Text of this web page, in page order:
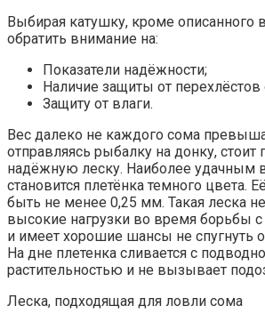
Выбирая катушку, кроме описанного
обратить внимание на:
Показатели надёжности;
Наличие защиты от
Защиту от влаги.
Вес далеко не каждого сома
отправляясь рыбалку на донку, стоит
надёжную леску. Наиболее удачным
становится плетёнка темного цвета.
быть не менее 0,25 мм. Такая леска
высокие нагрузки во время борьбы
и имеет хорошие шансы не спугнуть
На дне плетенка сливается с
растительностью и не вызывает
Леска, подходящая для ловли сома